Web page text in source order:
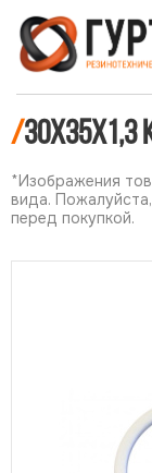
/30х35х1,3
*Изображения
вида.
перед покупкой.